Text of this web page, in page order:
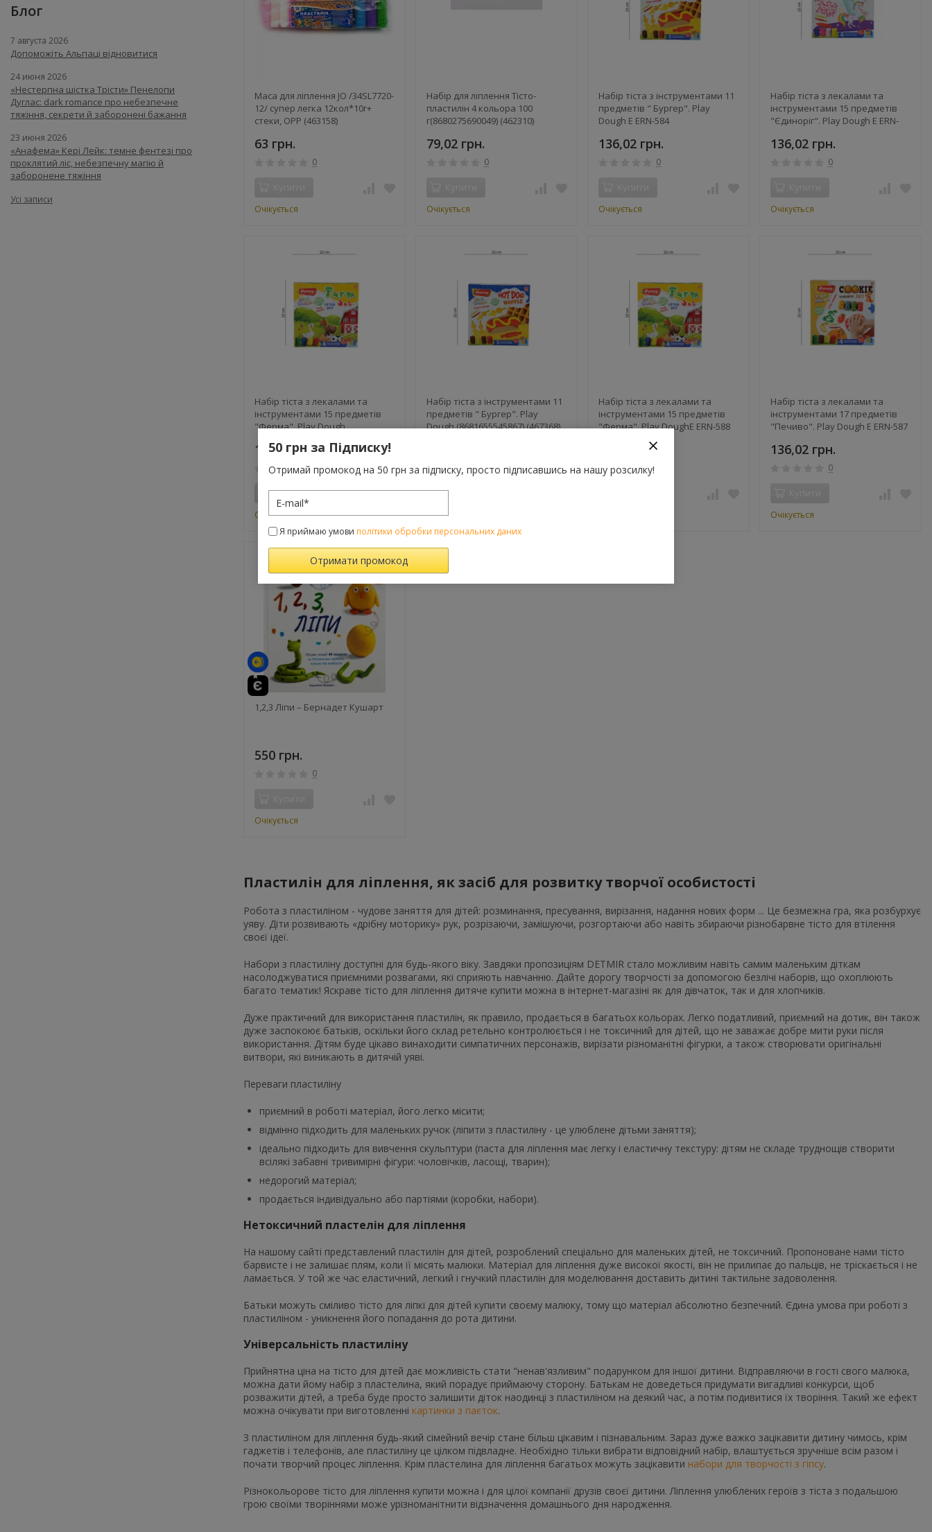
Маса для ліплення JO /34SL7720-
12/ супер легка 12кол*10г+
стеки, OPP (463158)
63 грн.
0
Очікується
Набір для ліплення Тісто-
пластилін 4 кольора 100
г(8680275690049) (462310)
79,02 грн.
0
Очікується
Набір тіста з інструментами 11
предметів " Бургер". Play
Dough E ERN-584
136,02 грн.
0
Очікується
Набір тіста з лекалами та
інструментами 15 предметів
"Єдиноріг". Play Dough E ERN-
136,02 грн.
0
Очікується
Набір тіста з лекалами та
інструментами 15 предметів
"Ферма". Play Dough
123 грн.
0
Купити
Очікується
Набір тіста з інструментами 11
предметів " Бургер". Play
Dough (8681655545867) (467368)
0
Купити
Очікується
Набір тіста з лекалами та
інструментами 15 предметів
"Ферма". Play DoughE ERN-588
(8681655545881) (462235)
136,02 грн.
Набір тіста з лекалами та
інструментами 17 предметів
"Печиво". Play Dough E ERN-587
136,02 грн.
0
Очікується
ХІТ!
1,2,3 Ліпи – Бернадет Кушарт
550 грн.
0
Очікується
Пластилін для ліплення, як засіб для розвитку творчої особистості
Робота з пластиліном - чудове заняття для дітей: розминання, пресування, вирізання, надання нових форм ... Це безмежна гра, яка розбурхує
уяву. Діти розвивають «дрібну моторику» рук, розрізаючи, замішуючи, розгортаючи або навіть збираючи різнобарвне тісто для втілення
своєї ідеї.
Набори з пластиліну доступні для будь-якого віку. Завдяки пропозиціям DETMIR стало можливим навіть самим маленьким діткам
насолоджуватися приємними розвагами, які сприяють навчанню. Дайте дорогу творчості за допомогою безлічі наборів, що охоплюють
багато тематик! Яскраве тісто для ліплення дитяче купити можна в інтернет-магазіні як для дівчаток, так и для хлопчиків.
Дуже практичний для використання пластилін, як правило, продається в багатьох кольорах. Легко податливий, приємний на дотик, він також
дуже заспокоює батьків, оскільки його склад ретельно контролюється і не токсичний для дітей, що не заважає добре мити руки після
використання. Дітям буде цікаво винаходити симпатичних персонажів, вирізати різноманітні фігурки, а також створювати оригінальні
витвори, які виникають в дитячій уяві.
Переваги пластиліну
приємний в роботі матеріал, його легко місити;
відмінно підходить для маленьких ручок (ліпити з пластиліну - це улюблене дітьми заняття);
ідеально підходить для вивчення скульптури (паста для ліплення має легку і еластичну текстуру: дітям не складе труднощів створити
всілякі забавні тривимірні фігури: чоловічків, ласощі, тварин);
недорогий матеріал;
продається індивідуально або партіями (коробки, набори).
Нетоксичний пластелін для ліплення
На нашому сайті представлений пластилін для дітей, розроблений спеціально для маленьких дітей, не токсичний. Пропоноване нами тісто
барвисте і не залишає плям, коли її місять малюки. Матеріал для ліплення дуже високої якості, він не прилипає до пальців, не тріскається і не
ламається. У той же час еластичний, легкий і гнучкий пластилін для моделювання доставить дитині тактильне задоволення.
Батьки можуть сміливо тісто для ліпкі для дітей купити своєму малюку, тому що матеріал абсолютно безпечний. Єдина умова при роботі з
пластиліном - уникнення його попадання до рота дитини.
Універсальність пластиліну
Прийнятна ціна на тісто для дітей дає можливість стати "ненав'язливим" подарунком для іншої дитини. Відправляючи в гості свого малюка,
можна дати йому набір з пластелина, який порадує приймаючу сторону. Батькам не доведеться придумати вигадливі конкурси, щоб
розважити дітей, а треба буде просто залишити діток наодинці з пластиліном на деякий час, а потім подивитися їх творіння. Такий же ефект
можна очікувати при виготовленні картинки з паєток.
З пластиліном для ліплення будь-який сімейний вечір стане більш цікавим і пізнавальним. Зараз дуже важко зацікавити дитину чимось, крім
гаджетів і телефонів, але пластиліну це цілком підвладне. Необхідно тільки вибрати відповідний набір, влаштується зручніше всім разом і
почати творчий процес ліплення. Крім пластелина для ліплення багатьох можуть зацікавити набори для творчості з гіпсу.
Різнокольорове тісто для ліплення купити можна і для цілої компанії друзів своєї дитини. Ліплення улюблених героїв з тіста з подальшою
грою своїми творіннями може урізноманітнити відзначення домашнього дня народження.
Блог
7 августа 2026
Допоможіть Альпаці відновитися
24 июня 2026
«Нестерпна шістка Трісти» Пенелопи
Дуглас: dark romance про небезпечне
тяжіння, секрети й заборонені бажання
23 июня 2026
«Анафема» Кері Лейк: темне фентезі про
проклятий ліс, небезпечну магію й
заборонене тяжіння
Усі записи
50 грн за Підписку!
Отримай промокод на 50 грн за підписку, просто підписавшись на нашу розсилку!
Я приймаю умови політики обробки персональних даних